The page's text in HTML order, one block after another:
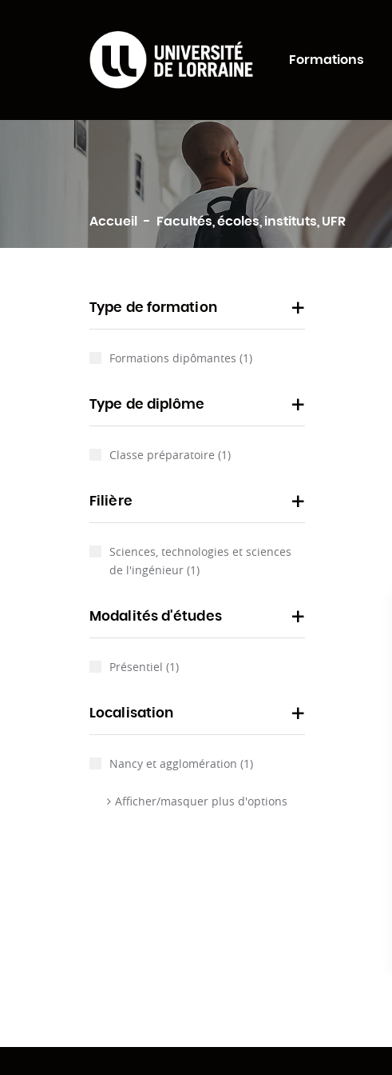
Formations
Rechercher
Accueil Facultés, écoles, instituts, UFR
Type de formation
Formations dipômantes (1)
Type de diplôme
Classe préparatoire (1)
Filière
Sciences, technologies et sciences
de l'ingénieur (1)
Modalités d'études
Présentiel (1)
Localisation
Nancy et agglomération (1)
Afficher/masquer plus d'options